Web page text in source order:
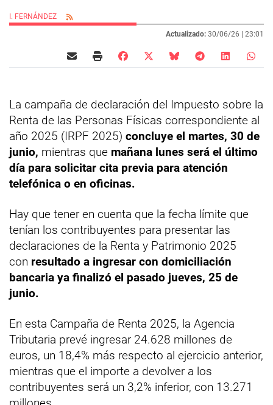
I. FERNÁNDEZ
Actualizado: 30/06/26 | 23:01
La campaña de declaración del Impuesto sobre la
Renta de las Personas Físicas correspondiente al
año 2025 (IRPF 2025) concluye el martes, 30 de
junio, mientras que mañana lunes será el último
día para solicitar cita previa para atención
telefónica o en oficinas.
Hay que tener en cuenta que la fecha límite que
tenían los contribuyentes para presentar las
declaraciones de la Renta y Patrimonio 2025
con resultado a ingresar con domiciliación
bancaria ya finalizó el pasado jueves, 25 de
junio.
En esta Campaña de Renta 2025, la Agencia
Tributaria prevé ingresar 24.628 millones de
euros, un 18,4% más respecto al ejercicio anterior,
mientras que el importe a devolver a los
contribuyentes será un 3,2% inferior, con 13.271